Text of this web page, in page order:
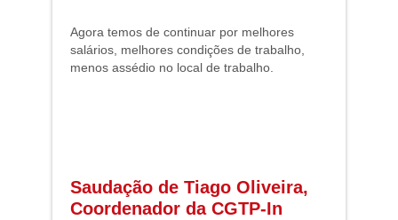
Agora temos de continuar por melhores
salários, melhores condições de trabalho,
menos assédio no local de trabalho.
Saudação de Tiago Oliveira,
Coordenador da CGTP-In